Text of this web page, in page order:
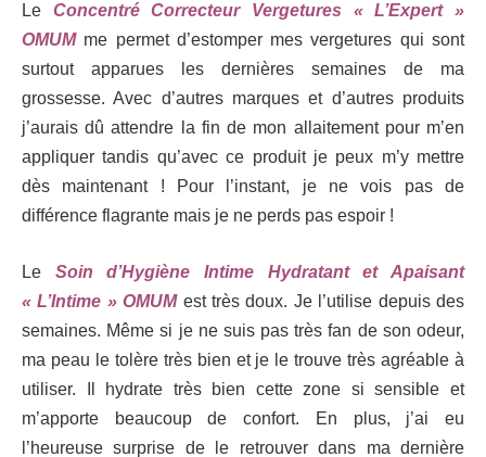
Le Concentré Correcteur Vergetures « L’Expert »
OMUM me permet d’estomper mes vergetures qui sont
surtout apparues les dernières semaines de ma
grossesse. Avec d’autres marques et d’autres produits
j’aurais dû attendre la fin de mon allaitement pour m’en
appliquer tandis qu’avec ce produit je peux m’y mettre
dès maintenant ! Pour l’instant, je ne vois pas de
différence flagrante mais je ne perds pas espoir !
Le Soin d’Hygiène Intime Hydratant et Apaisant
« L’Intime » OMUMest très doux. Je l’utilise depuis des
semaines. Même si je ne suis pas très fan de son odeur,
ma peau le tolère très bien et je le trouve très agréable à
utiliser. Il hydrate très bien cette zone si sensible et
m’apporte beaucoup de confort. En plus, j’ai eu
l’heureuse surprise de le retrouver dans ma dernière